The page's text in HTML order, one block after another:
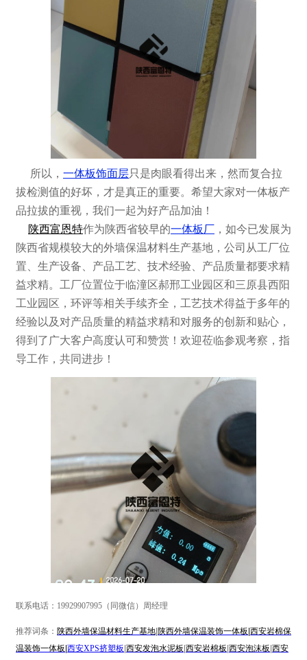
所以， 一体板饰面层只是肉眼看得出来，然而复合拉
拔检测值的好坏，才是真正的重要。希望大家对一体板产
品拉拔的重视，我们一起为好产品加油！
陕西富恩特作为陕西省较早的一体板厂 ，如今已发展为
陕西省规模较大的外墙保温材料生产基地，公司从工厂位
置、生产设备、产品工艺、技术经验、产品质量都要求精
益求精。工厂位置位于临潼区郝邢工业园区和三原县西阳
工业园区，环评等相关手续齐全，工艺技术得益于多年的
经验以及对产品质量的精益求精和对服务的创新和贴心，
得到了广大客户高度认可和赞赏！欢迎莅临参观考察，指
导工作，共同进步！
联系电话：19929907995（同微信）周经理
推荐词条： 陕西外墙保温材料生产基地 陕西外墙保温装饰一体板|西安岩棉保
温装饰一体板| 西安XPS挤塑板 西安发泡水泥板 西安岩棉板 西安泡沫板 西安